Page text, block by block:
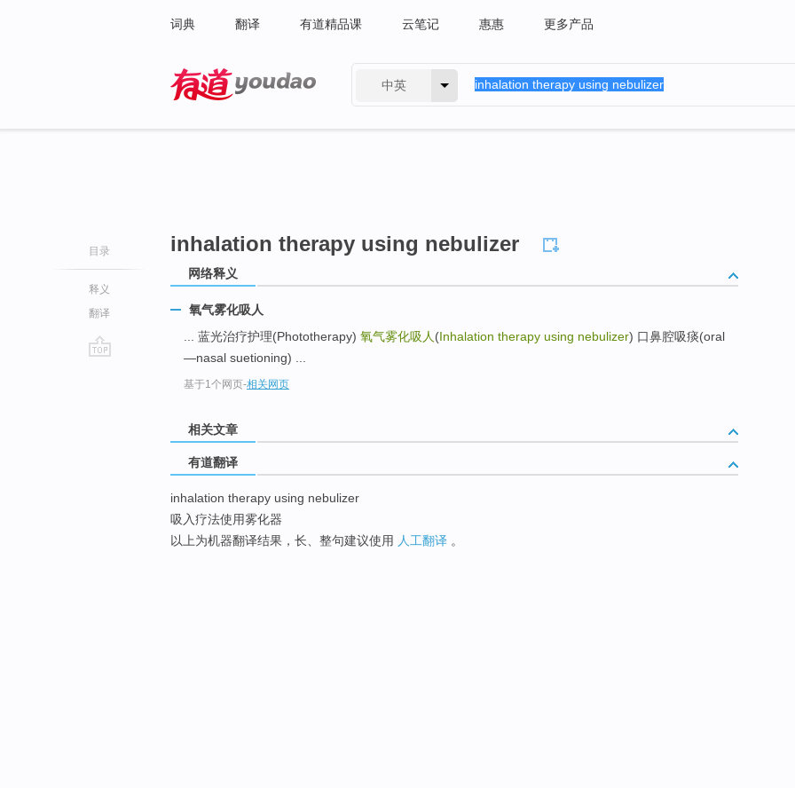
词典 翻译 有道精品课 云笔记 惠惠 更多产品
中英
目录
释义
翻译
inhalation therapy using nebulizer
网络释义
氧气雾化吸人
... 蓝光治疗护理(Phototherapy) 氧气雾化吸人 (Inhalation therapy using nebulizer) 口鼻腔吸痰(oral
—nasal suetioning) ...
基于1个网页-相关网页
相关文章
有道翻译
inhalation therapy using nebulizer
吸入疗法使用雾化器
以上为机器翻译结果，长、整句建议使用 人工翻译 。